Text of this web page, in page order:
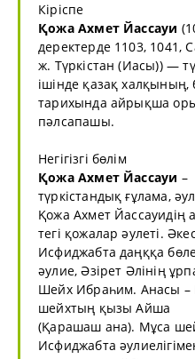
Кіріспе
Қожа Ахмет Йассауи
деректерде 1103,
ж. Түркістан (Иасы)) —
ішінде қазақ
тарихында айрықша
пәлсапашы.
Негігізгі бөлім
Қожа Ахмет Йассауи –
түркістандық ғұлама,
Қожа Ахмет Йассауидің
тегі қожалар әулеті.
Исфиджабта даңққа
әулие, Әзірет Әлінің
Шейх Ибраһим. Анасы –
шейхтың қызы Айша
(Қарашаш ана). Мұса
Исфиджабта